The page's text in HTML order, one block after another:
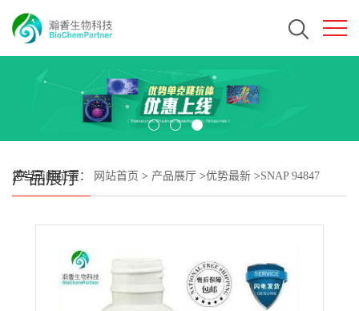
产品展厅
您当前的位置： 网站首页 > 产品展厅 >优势最新 >SNAP 94847